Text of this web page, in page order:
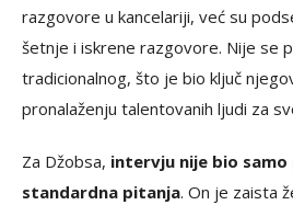
razgovore u kancelariji, već su
šetnje i iskrene razgovore. Nije se
tradicionalnog, što je bio ključ
pronalaženju talentovanih ljudi za
Za Džobsa, intervju nije bio
standardna pitanja. On je zaista